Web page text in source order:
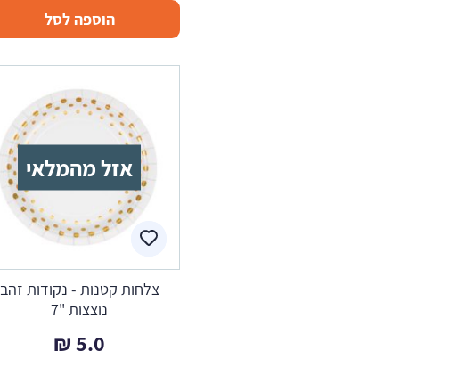
הוספה לסל
אזל מהמלאי
צלחות קטנות - נקודות זהב
נוצצות "7
5.0
₪